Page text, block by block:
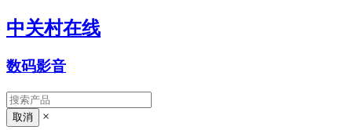
中关村在线
数码影音
×